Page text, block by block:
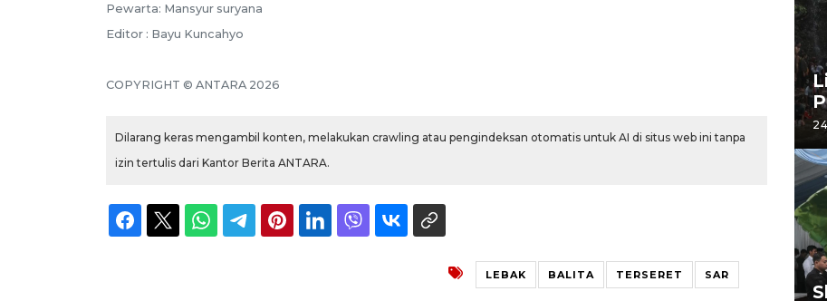
Pewarta: Mansyur suryana
Editor : Bayu Kuncahyo
COPYRIGHT © ANTARA 2026
Dilarang keras mengambil konten, melakukan crawling atau pengindeksan otomatis untuk AI di situs web ini tanpa
izin tertulis dari Kantor Berita ANTARA.
LEBAK BALITA TERSERET SAR